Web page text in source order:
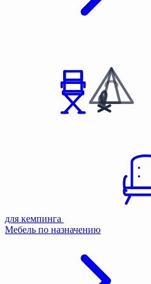
для кемпинга
Мебель по назначению